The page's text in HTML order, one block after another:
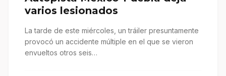
varios lesionados
La tarde de este miércoles, un tráiler presuntamente
provocó un accidente múltiple en el que se vieron
envueltos otros seis…